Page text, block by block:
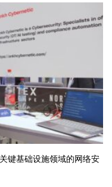
键基础设施领域的网络安